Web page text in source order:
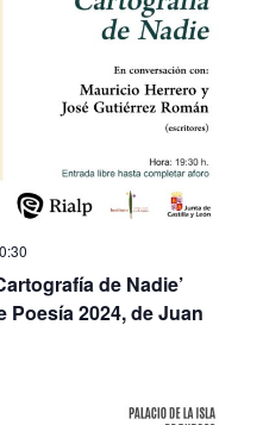
de Nadie’
Poesía 2024, de Juan